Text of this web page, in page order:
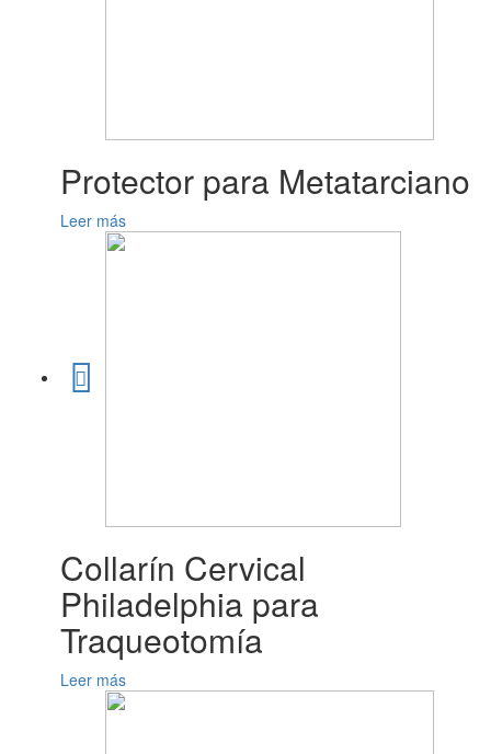
Protector para Metatarciano
Leer más
Collarín Cervical
Philadelphia para
Traqueotomía
Leer más